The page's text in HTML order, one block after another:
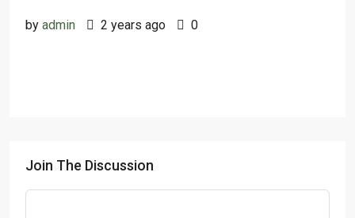
by admin 2 years ago 0
Join The Discussion